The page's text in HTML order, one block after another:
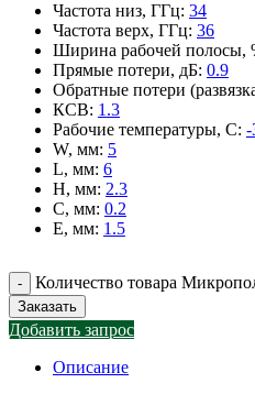
Частота низ, ГГц: 34
Частота верх, ГГц: 36
Ширина рабочей полосы,
Прямые потери, дБ: 0.9
Обратные потери
КСВ: 1.3
Рабочие температуры, С:
W, мм: 5
L, мм: 6
H, мм: 2.3
C, мм: 0.2
E, мм: 1.5
Количество товара
Заказать
Добавить запрос
Описание